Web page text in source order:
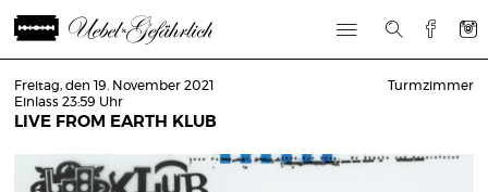
Freitag, den 19. November 2021
Einlass 23:59 Uhr
LIVE FROM EARTH KLUB
Turmzimmer